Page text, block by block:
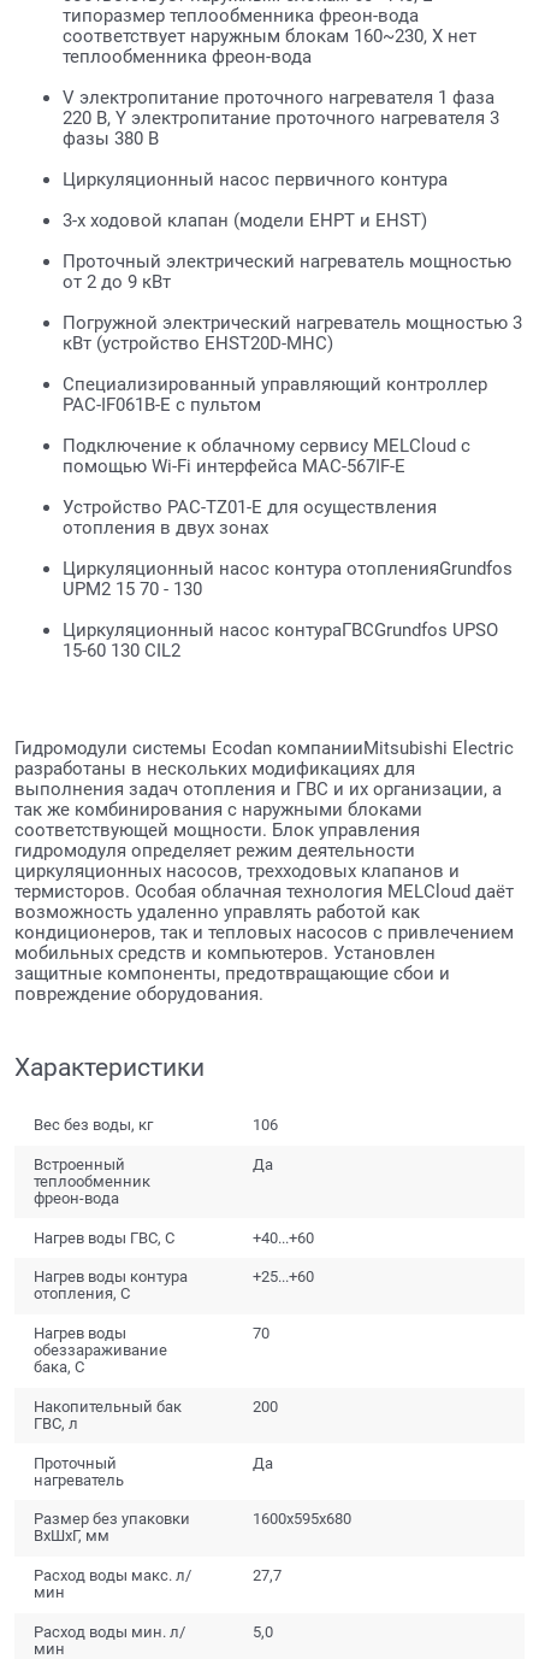
типоразмер теплообменника фреон-вода
соответствует наружным блокам 160~230, X нет
теплообменника фреон-вода
V электропитание проточного нагревателя 1 фаза
220 В, Y электропитание проточного нагревателя 3
фазы 380 В
Циркуляционный насос первичного контура
3-х ходовой клапан (модели EHPT и EHST)
Проточный электрический нагреватель мощностью
от 2 до 9 кВт
Погружной электрический нагреватель мощностью 3
кВт (устройство EHST20D-MHC)
Специализированный управляющий контроллер
PAC-IF061B-E с пультом
Подключение к облачному сервису MELCloud с
помощью Wi-Fi интерфейса MAC-567IF-E
Устройство PAC-TZ01-E для осуществления
отопления в двух зонах
Циркуляционный насос контура отопленияGrundfos
UPM2 15 70 - 130
Циркуляционный насос контураГВСGrundfos UPSO
15-60 130 CIL2
Гидромодули системы Ecodan компанииMitsubishi Electric
разработаны в нескольких модификациях для
выполнения задач отопления и ГВС и их организации, а
так же комбинирования с наружными блоками
соответствующей мощности. Блок управления
гидромодуля определяет режим деятельности
циркуляционных насосов, трехходовых клапанов и
термисторов. Особая облачная технология MELCloud даёт
возможность удаленно управлять работой как
кондиционеров, так и тепловых насосов с привлечением
мобильных средств и компьютеров. Установлен
защитные компоненты, предотвращающие сбои и
повреждение оборудования.
Характеристики
Вес без воды, кг 106
Встроенный
теплообменник
фреон-вода
Да
Нагрев воды ГВС, С +40...+60
Нагрев воды контура
отопления, С
+25...+60
Нагрев воды
обеззараживание
бака, С
70
Накопительный бак
ГВС, л
200
Проточный
нагреватель
Да
Размер без упаковки
ВхШхГ, мм
1600х595х680
Расход воды макс. л/
мин
27,7
Расход воды мин. л/
мин
5,0